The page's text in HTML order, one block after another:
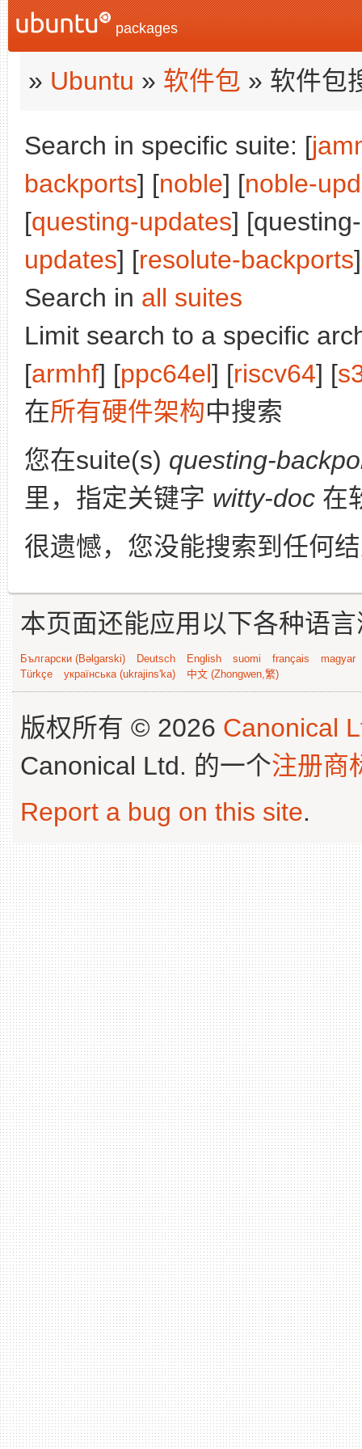
packages
» Ubuntu » 软件包 » 软件包
Search in specific suite: [
backports] [noble] [noble-
[questing-updates]
updates] [resolute-backports
Search in all suites
Limit search to a specific
[armhf] [ppc64el] [riscv64] [
在所有硬件架构中搜索
您在suite(s) questing-
里，指定关键字 witty-doc 在
很遗憾，您没能搜索到任何
本页面还能应用以下各种语
Български (Bəlgarski) Deutsch English suomi français
magyar
Türkçe
українська (ukrajins'ka) 中文 (Zhongwen,繁)
版权所有 © 2026 Canonical
Canonical Ltd. 的一个注册商
Report a bug on this site.